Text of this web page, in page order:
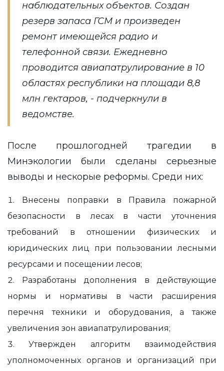
наблюдательных объектов. Создан
резерв запаса ГСМ и произведен
ремонт имеющейся радио и
телефонной связи. Ежедневно
проводится авиапатрулирование в 10
областях республики на площади 8,8
млн гектаров, - подчеркнули в
ведомстве.
После прошлогодней трагедии в
Минэкологии были сделаны серьезные
выводы и нескорые реформы. Среди них:
Внесены поправки в Правила пожарной
безопасности в лесах в части уточнения
требований в отношении физических и
юридических лиц при пользовании лесными
ресурсами и посещении лесов;
Разработаны дополнения в действующие
нормы и нормативы в части расширения
перечня техники и оборудования, а также
увеличения зон авиапатрулирования;
Утвержден алгоритм взаимодействия
уполномоченных органов и организаций при